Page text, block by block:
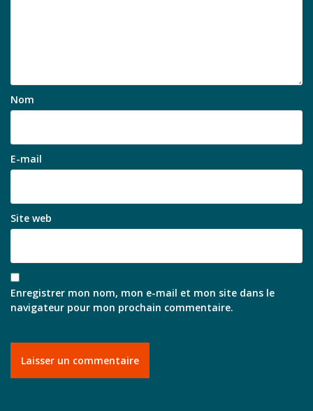
Nom
E-mail
Site web
Enregistrer mon nom, mon e-mail et mon site dans le
navigateur pour mon prochain commentaire.